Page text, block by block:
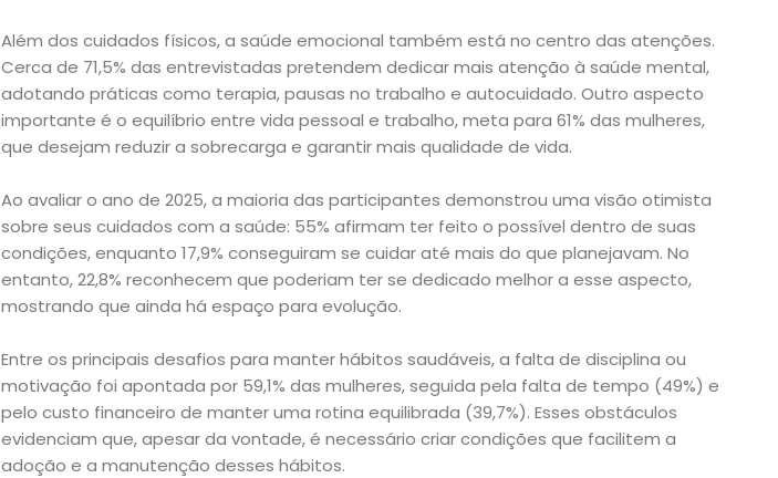
Início
Academia
Beleza
Bora
lá!
Além dos cuidados físicos, a saúde emocional também está no centro das atenções.
Cerca de 71,5% das entrevistadas pretendem dedicar mais atenção à saúde mental,
adotando práticas como terapia, pausas no trabalho e autocuidado. Outro aspecto
importante é o equilíbrio entre vida pessoal e trabalho, meta para 61% das mulheres,
que desejam reduzir a sobrecarga e garantir mais qualidade de vida.
Ao avaliar o ano de 2025, a maioria das participantes demonstrou uma visão otimista
sobre seus cuidados com a saúde: 55% afirmam ter feito o possível dentro de suas
condições, enquanto 17,9% conseguiram se cuidar até mais do que planejavam. No
entanto, 22,8% reconhecem que poderiam ter se dedicado melhor a esse aspecto,
mostrando que ainda há espaço para evolução.
Entre os principais desafios para manter hábitos saudáveis, a falta de disciplina ou
motivação foi apontada por 59,1% das mulheres, seguida pela falta de tempo (49%) e
pelo custo financeiro de manter uma rotina equilibrada (39,7%). Esses obstáculos
evidenciam que, apesar da vontade, é necessário criar condições que facilitem a
adoção e a manutenção desses hábitos.